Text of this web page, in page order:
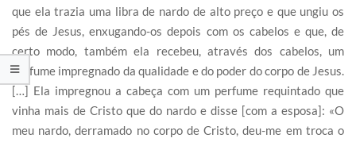
que ela trazia uma libra de nardo de alto preço e que ungiu os
pés de Jesus, enxugando-os depois com os cabelos e que, de
certo modo, também ela recebeu, através dos cabelos, um
perfume impregnado da qualidade e do poder do corpo de Jesus.
[…] Ela impregnou a cabeça com um perfume requintado que
vinha mais de Cristo que do nardo e disse [com a esposa]: «O
meu nardo, derramado no corpo de Cristo, deu-me em troca o